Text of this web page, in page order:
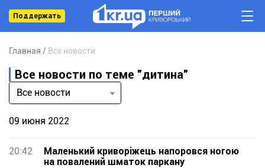
Поддержать
Главная Все новости
Все новости по теме "дитина"
Все новости
09 июня 2022
20:42
Маленький криворіжець напоровся ногою
на повалений шматок паркану